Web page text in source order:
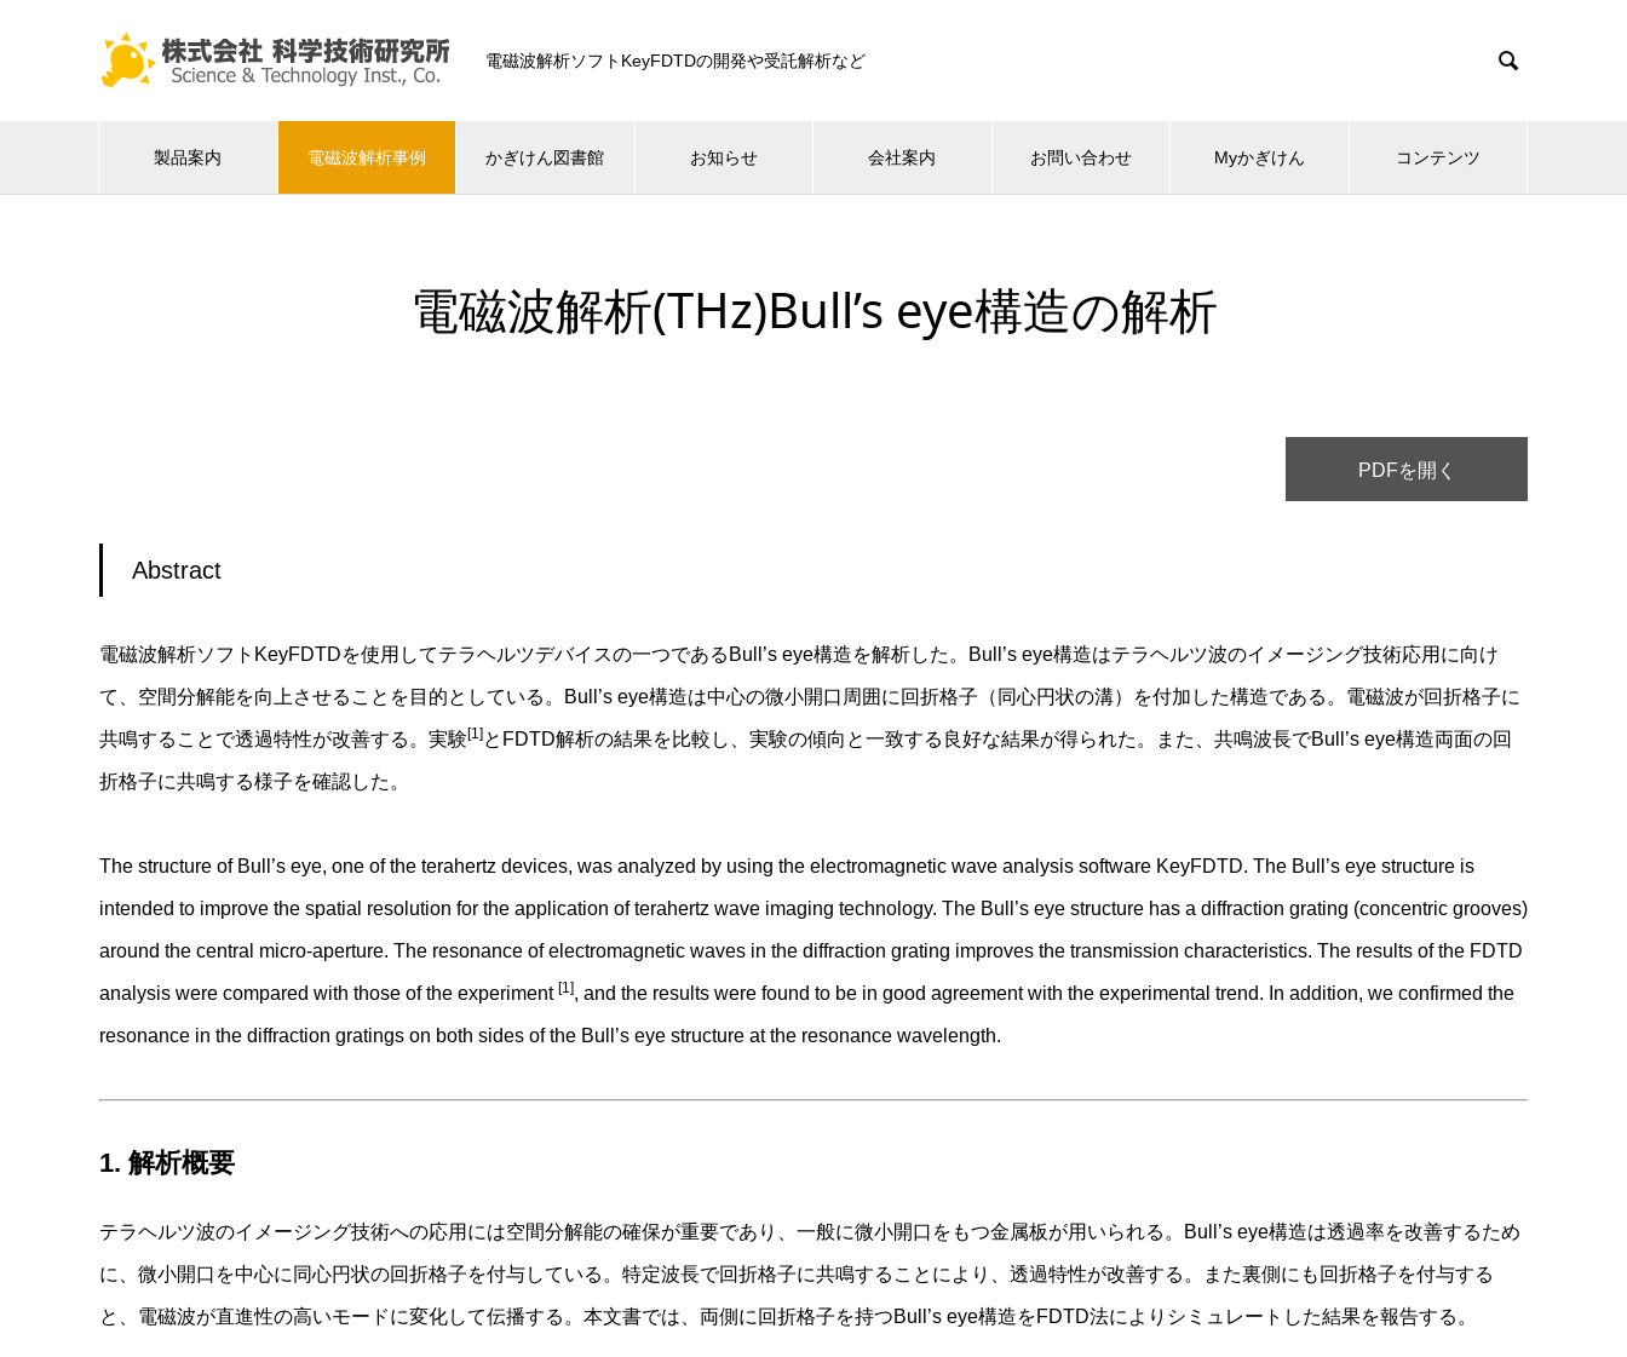
電磁波解析ソフトKeyFDTDの開発や受託解析など 
製品案内 電磁波解析事例 かぎけん図書館 お知らせ 会社案内 お問い合わせ Myかぎけん コンテンツ
電磁波解析(THz)Bull’s eye構造の解析
PDFを開く
Abstract
電磁波解析ソフトKeyFDTDを使用してテラヘルツデバイスの一つであるBull’s eye構造を解析した。Bull’s eye構造はテラヘルツ波のイメージング技術応用に向け
て、空間分解能を向上させることを目的としている。Bull’s eye構造は中心の微小開口周囲に回折格子（同心円状の溝）を付加した構造である。電磁波が回折格子に
共鳴することで透過特性が改善する。実験[1]とFDTD解析の結果を比較し、実験の傾向と一致する良好な結果が得られた。また、共鳴波長でBull’s eye構造両面の回
折格子に共鳴する様子を確認した。
The structure of Bull’s eye, one of the terahertz devices, was analyzed by using the electromagnetic wave analysis software KeyFDTD. The Bull’s eye structure is
intended to improve the spatial resolution for the application of terahertz wave imaging technology. The Bull’s eye structure has a diffraction grating (concentric grooves)
around the central micro-aperture. The resonance of electromagnetic waves in the diffraction grating improves the transmission characteristics. The results of the FDTD
analysis were compared with those of the experiment [1], and the results were found to be in good agreement with the experimental trend. In addition, we confirmed the
resonance in the diffraction gratings on both sides of the Bull’s eye structure at the resonance wavelength.
1. 解析概要
テラヘルツ波のイメージング技術への応用には空間分解能の確保が重要であり、一般に微小開口をもつ金属板が用いられる。Bull’s eye構造は透過率を改善するため
に、微小開口を中心に同心円状の回折格子を付与している。特定波長で回折格子に共鳴することにより、透過特性が改善する。また裏側にも回折格子を付与する
と、電磁波が直進性の高いモードに変化して伝播する。本文書では、両側に回折格子を持つBull’s eye構造をFDTD法によりシミュレートした結果を報告する。